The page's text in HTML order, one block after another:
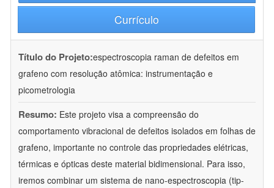
Currículo
Título do Projeto:espectroscopia raman de defeitos em
grafeno com resolução atômica: instrumentação e
picometrologia
Resumo: Este projeto visa a compreensão do
comportamento vibracional de defeitos isolados em folhas de
grafeno, importante no controle das propriedades elétricas,
térmicas e ópticas deste material bidimensional. Para isso,
iremos combinar um sistema de nano-espectroscopia (tip-